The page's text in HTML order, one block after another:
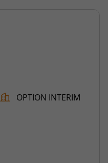
OPTION INTERIM